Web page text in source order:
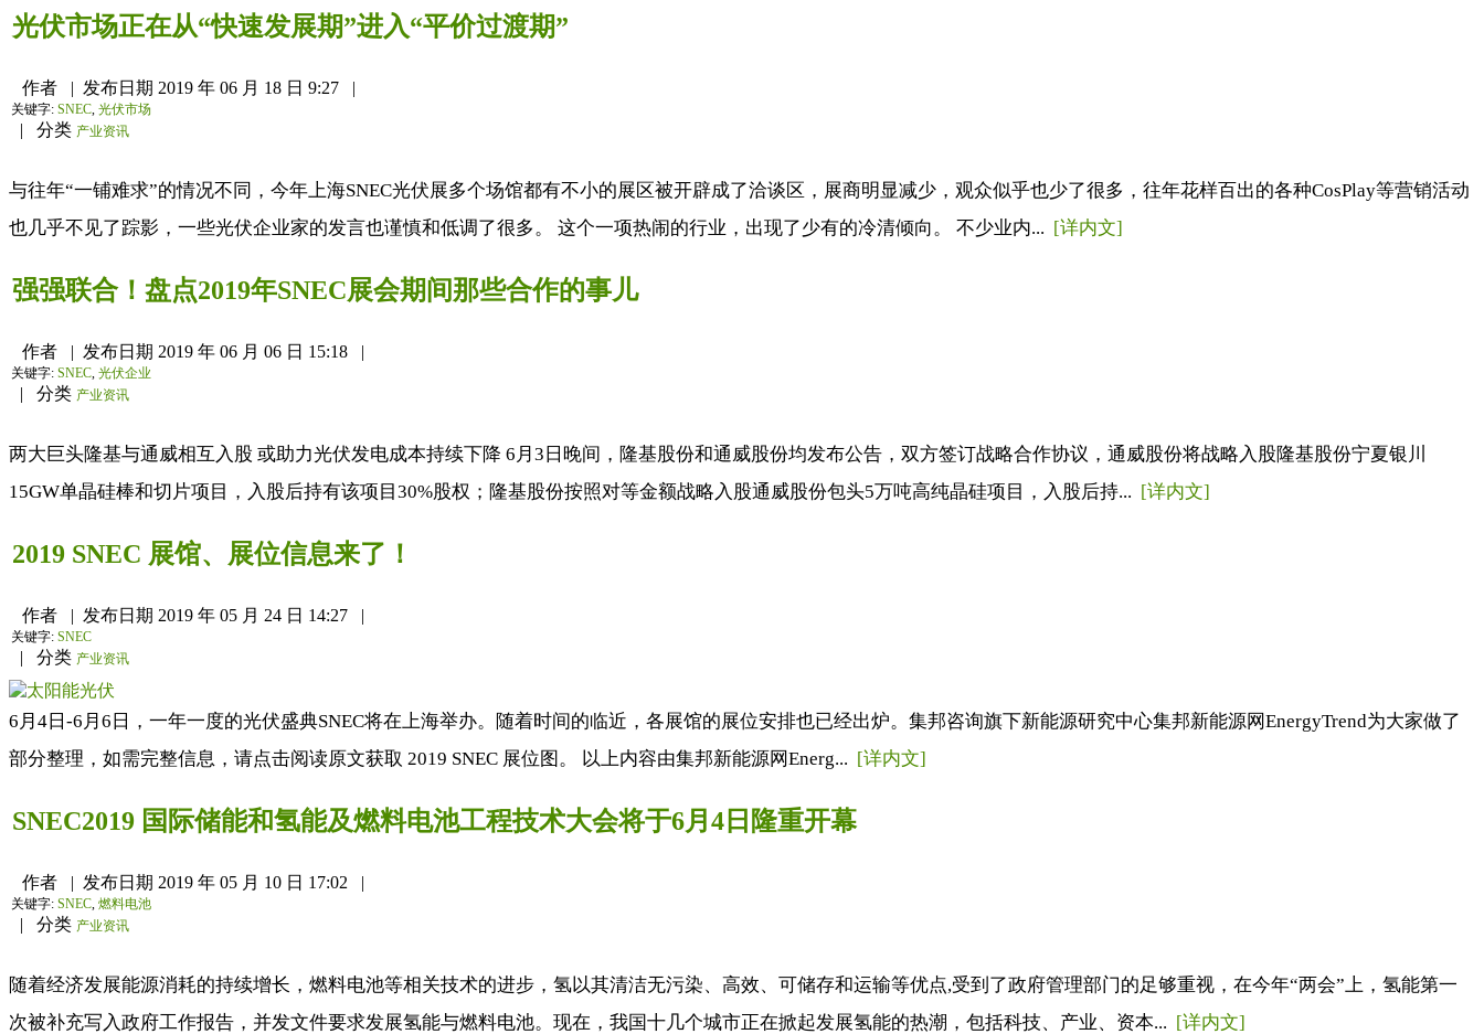
光伏市场正在从“快速发展期”进入“平价过渡期”
作者 | 发布日期 2019 年 06 月 18 日 9:27 |
关键字: SNEC, 光伏市场
| 分类 产业资讯
与往年“一铺难求”的情况不同，今年上海SNEC光伏展多个场馆都有不小的展区被开辟成了洽谈区，展商明显减少，观众似乎也少了很多，往年花样百出的各种CosPlay等营销活动
也几乎不见了踪影，一些光伏企业家的发言也谨慎和低调了很多。 这个一项热闹的行业，出现了少有的冷清倾向。 不少业内... [详内文]
强强联合！盘点2019年SNEC展会期间那些合作的事儿
作者 | 发布日期 2019 年 06 月 06 日 15:18 |
关键字: SNEC, 光伏企业
| 分类 产业资讯
两大巨头隆基与通威相互入股 或助力光伏发电成本持续下降 6月3日晚间，隆基股份和通威股份均发布公告，双方签订战略合作协议，通威股份将战略入股隆基股份宁夏银川
15GW单晶硅棒和切片项目，入股后持有该项目30%股权；隆基股份按照对等金额战略入股通威股份包头5万吨高纯晶硅项目，入股后持... [详内文]
2019 SNEC 展馆、展位信息来了！
作者 | 发布日期 2019 年 05 月 24 日 14:27 |
关键字: SNEC
| 分类 产业资讯
6月4日-6月6日，一年一度的光伏盛典SNEC将在上海举办。随着时间的临近，各展馆的展位安排也已经出炉。集邦咨询旗下新能源研究中心集邦新能源网EnergyTrend为大家做了
部分整理，如需完整信息，请点击阅读原文获取 2019 SNEC 展位图。 以上内容由集邦新能源网Energ... [详内文]
SNEC2019 国际储能和氢能及燃料电池工程技术大会将于6月4日隆重开幕
作者 | 发布日期 2019 年 05 月 10 日 17:02 |
关键字: SNEC, 燃料电池
| 分类 产业资讯
随着经济发展能源消耗的持续增长，燃料电池等相关技术的进步，氢以其清洁无污染、高效、可储存和运输等优点,受到了政府管理部门的足够重视，在今年“两会”上，氢能第一
次被补充写入政府工作报告，并发文件要求发展氢能与燃料电池。现在，我国十几个城市正在掀起发展氢能的热潮，包括科技、产业、资本... [详内文]